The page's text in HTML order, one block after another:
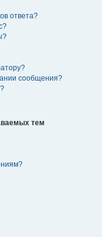
ответа?
сообщения?
тем